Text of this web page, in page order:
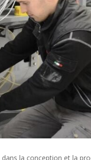
la conception et la